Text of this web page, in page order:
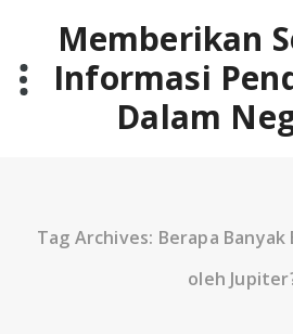
Memberikan
Informasi
Dalam
Tag Archives: Berapa Banyak
oleh